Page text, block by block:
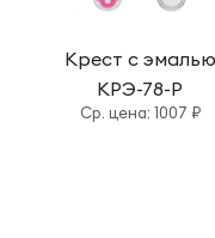
Крест с эмалью
КРЭ-78-Р
Cр. цена: 1007 ₽